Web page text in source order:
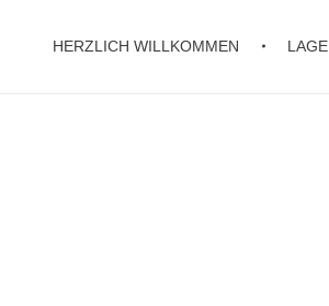
HERZLICH WILLKOMMEN LAGE